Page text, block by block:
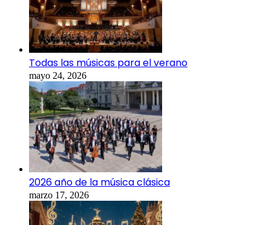
Todas las músicas para el verano
mayo 24, 2026
2026 año de la música clásica
marzo 17, 2026